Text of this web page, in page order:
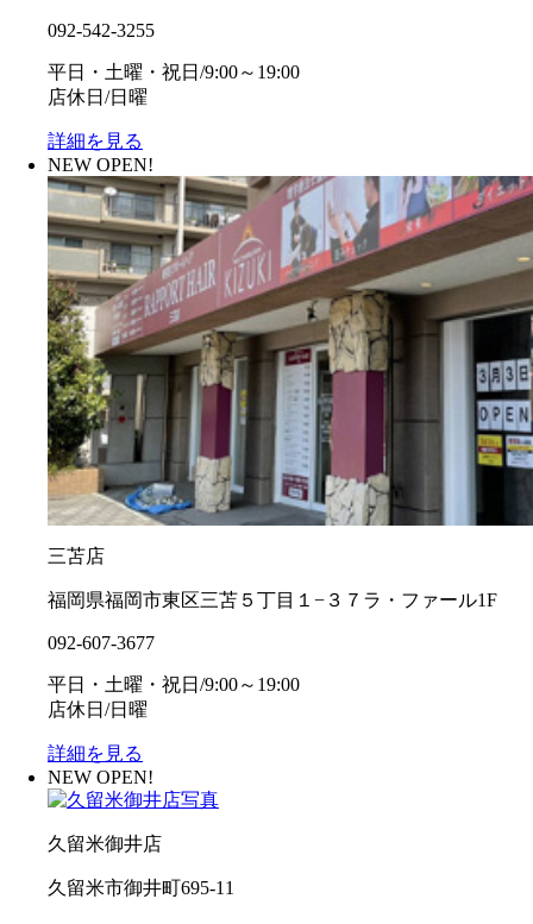
092-542-3255
平日・土曜・祝日/9:00～19:00
店休日/日曜
詳細を見る
NEW OPEN!
三苫店
福岡県福岡市東区三苫５丁目１−３７ラ・ファール1F
092-607-3677
平日・土曜・祝日/9:00～19:00
店休日/日曜
詳細を見る
NEW OPEN!
久留米御井店
久留米市御井町695-11